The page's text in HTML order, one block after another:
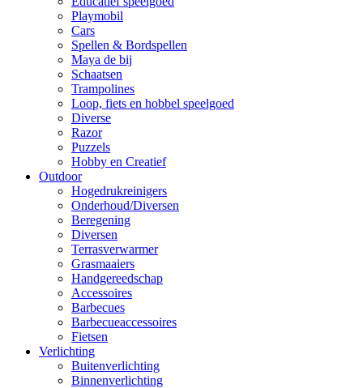
Playmobil
Cars
Spellen & Bordspellen
Maya de bij
Schaatsen
Trampolines
Loop, fiets en hobbel speelgoed
Diverse
Razor
Puzzels
Hobby en Creatief
Outdoor
Hogedrukreinigers
Onderhoud/Diversen
Beregening
Diversen
Terrasverwarmer
Grasmaaiers
Handgereedschap
Accessoires
Barbecues
Barbecueaccessoires
Fietsen
Verlichting
Buitenverlichting
Binnenverlichting